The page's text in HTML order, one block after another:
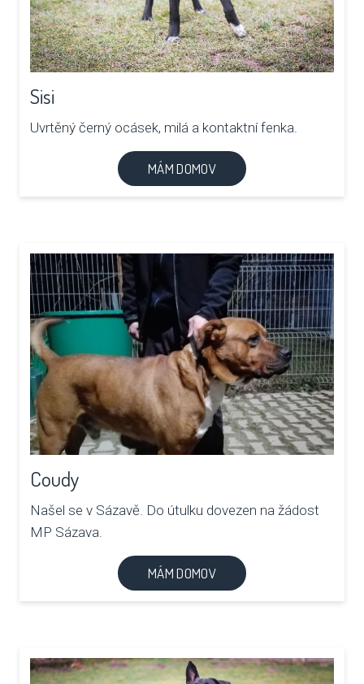
Sisi
Uvrtěný černý ocásek, milá a kontaktní fenka.
MÁM DOMOV
Coudy
Našel se v Sázavě. Do útulku dovezen na žádost
MP Sázava.
MÁM DOMOV